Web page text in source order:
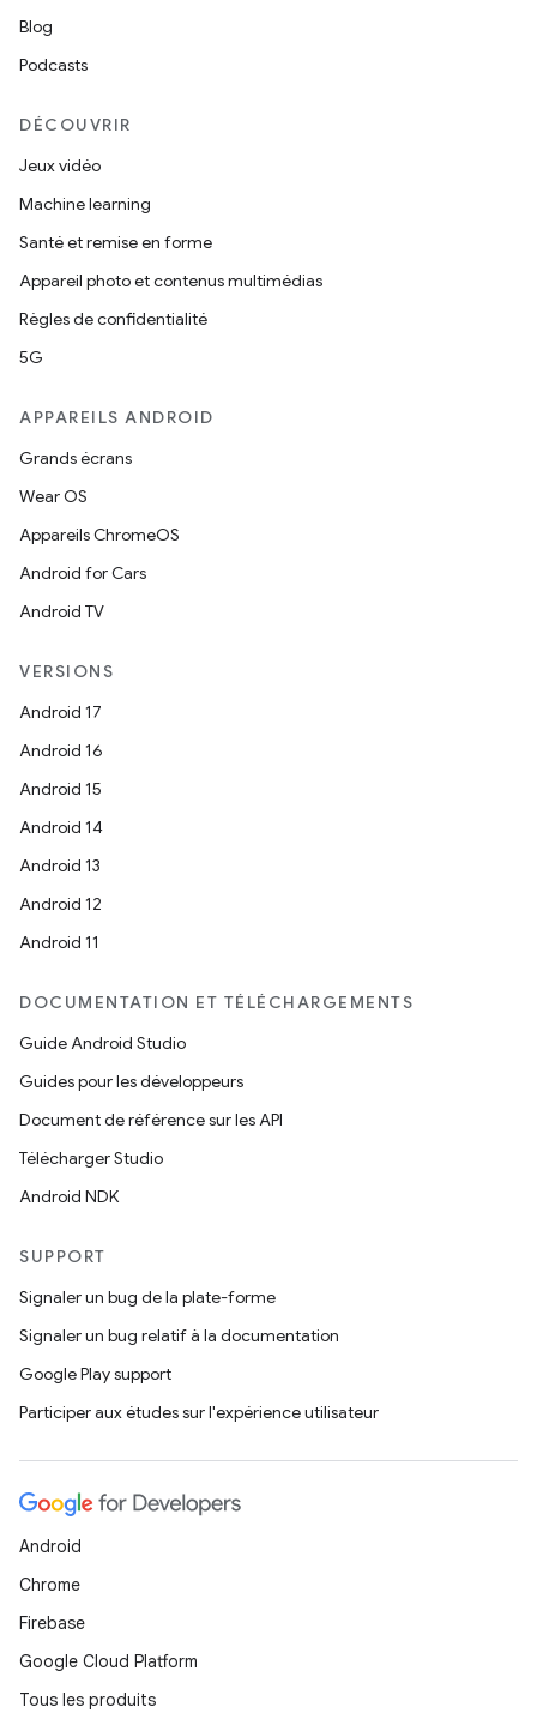
Blog
Podcasts
DÉCOUVRIR
Jeux vidéo
Machine learning
Santé et remise en forme
Appareil photo et contenus multimédias
Règles de confidentialité
5G
APPAREILS ANDROID
Grands écrans
Wear OS
Appareils ChromeOS
Android for Cars
Android TV
VERSIONS
Android 17
Android 16
Android 15
Android 14
Android 13
Android 12
Android 11
DOCUMENTATION ET TÉLÉCHARGEMENTS
Guide Android Studio
Guides pour les développeurs
Document de référence sur les API
Télécharger Studio
Android NDK
SUPPORT
Signaler un bug de la plate-forme
Signaler un bug relatif à la documentation
Google Play support
Participer aux études sur l'expérience utilisateur
Android
Chrome
Firebase
Google Cloud Platform
Tous les produits